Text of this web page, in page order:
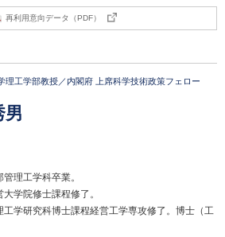
再利用意向データ（PDF）
理工学部教授／内閣府 上席科学技術政策フェロー
男
理工学科卒業。
学院修士課程修了。
学研究科博士課程経営工学専攻修了。博士（工